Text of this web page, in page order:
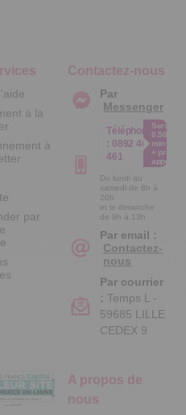
à la
à
par
A propos de
nous
Contactez-nous
Par
Messenger
Téléphone
: 0892 461
461
Service
0.50€ /
min
+ prix
appel
Du lundi au
samedi de 8h à
20h
et le dimanche
de 9h à 13h
Par email :
Contactez-
nous
Par courrier
: Temps L -
59685 LILLE
CEDEX 9